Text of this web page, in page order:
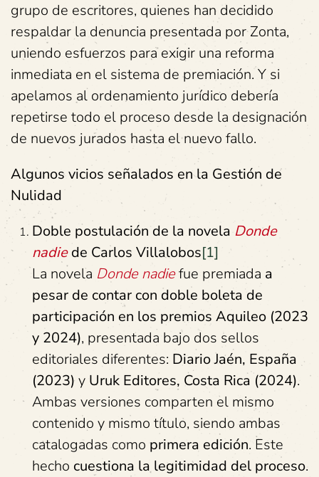
grupo de escritores, quienes han decidido
respaldar la denuncia presentada por Zonta,
uniendo esfuerzos para exigir una reforma
inmediata en el sistema de premiación. Y si
apelamos al ordenamiento jurídico debería
repetirse todo el proceso desde la designación
de nuevos jurados hasta el nuevo fallo.
Algunos vicios señalados enla Gestión de
Nulidad
Doble postulación de la novela Donde
nadiede Carlos Villalobos[1]
La novela Donde nadiefue premiada a
pesar de contar con doble boleta de
participación en los premios Aquileo (2023
y 2024), presentada bajo dos sellos
editoriales diferentes: Diario Jaén, España
(2023)y Uruk Editores, Costa Rica (2024).
Ambas versiones comparten el mismo
contenido y mismo título, siendo ambas
catalogadas como primera edición. Este
hecho cuestiona la legitimidad del proceso.